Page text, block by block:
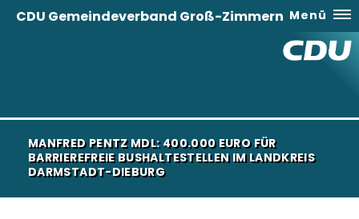
CDU Gemeindeverband Groß-Zimmern Menü
MANFRED PENTZ MDL: 400.000 EURO FÜR
BARRIEREFREIE BUSHALTESTELLEN IM LANDKREIS
DARMSTADT-DIEBURG